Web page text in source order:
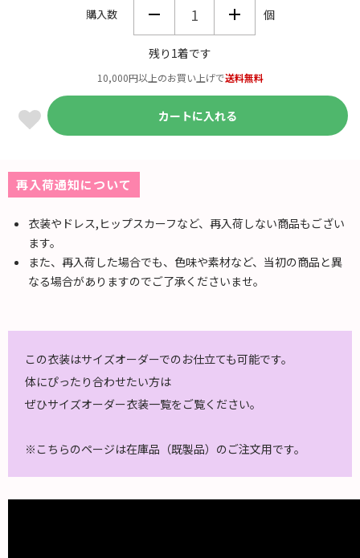
購入数 個
残り1着です
10,000円以上のお買い上げで送料無料
カートに入れる
再入荷通知について
衣装やドレス,ヒップスカーフなど、再入荷しない商品もござい
ます。
また、再入荷した場合でも、色味や素材など、当初の商品と異
なる場合がありますのでご了承くださいませ。
この衣装はサイズオーダーでのお仕立ても可能です。
体にぴったり合わせたい方は
ぜひサイズオーダー衣装一覧をご覧ください。
※こちらのページは在庫品（既製品）のご注文用です。